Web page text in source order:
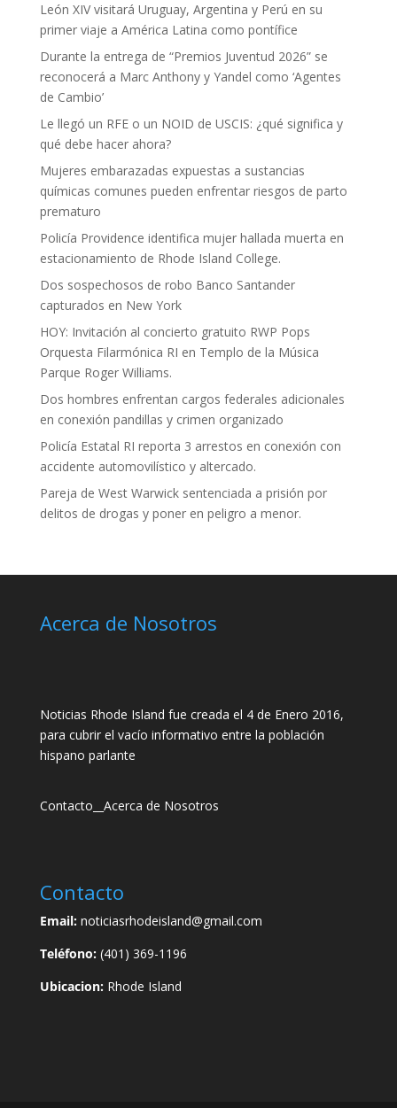
León XIV visitará Uruguay, Argentina y Perú en su
primer viaje a América Latina como pontífice
Durante la entrega de “Premios Juventud 2026” se
reconocerá a Marc Anthony y Yandel como ‘Agentes
de Cambio’
Le llegó un RFE o un NOID de USCIS: ¿qué significa y
qué debe hacer ahora?
Mujeres embarazadas expuestas a sustancias
químicas comunes pueden enfrentar riesgos de parto
prematuro
Policía Providence identifica mujer hallada muerta en
estacionamiento de Rhode Island College.
Dos sospechosos de robo Banco Santander
capturados en New York
HOY: Invitación al concierto gratuito RWP Pops
Orquesta Filarmónica RI en Templo de la Música
Parque Roger Williams.
Dos hombres enfrentan cargos federales adicionales
en conexión pandillas y crimen organizado
Policía Estatal RI reporta 3 arrestos en conexión con
accidente automovilístico y altercado.
Pareja de West Warwick sentenciada a prisión por
delitos de drogas y poner en peligro a menor.
Acerca de Nosotros
Noticias Rhode Island fue creada el 4 de Enero 2016,
para cubrir el vacío informativo entre la población
hispano parlante
Contacto Acerca de Nosotros
Contacto
Email:noticiasrhodeisland@gmail.com
Teléfono:(401) 369-1196
Ubicacion:Rhode Island